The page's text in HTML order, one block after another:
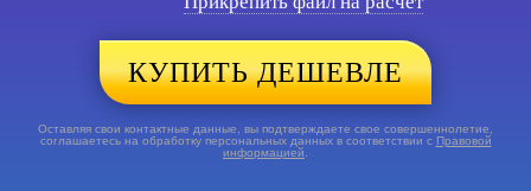
КУПИТЬ ДЕШЕВЛЕ
Оставляя свои контактные данные, вы подтверждаете свое совершеннолетие,
соглашаетесь на обработку персональных данных в соответствии с Правовой
информацией